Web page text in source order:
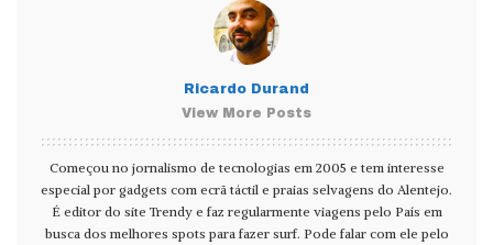
Ricardo Durand
View More Posts
Começou no jornalismo de tecnologias em 2005 e tem interesse
especial por gadgets com ecrã táctil e praias selvagens do Alentejo.
É editor do site Trendy e faz regularmente viagens pelo País em
busca dos melhores spots para fazer surf. Pode falar com ele pelo